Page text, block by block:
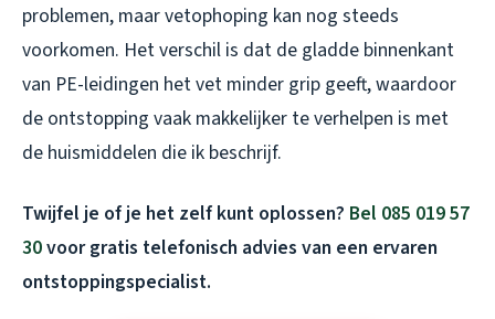
problemen, maar vetophoping kan nog steeds
voorkomen. Het verschil is dat de gladde binnenkant
van PE-leidingen het vet minder grip geeft, waardoor
de ontstopping vaak makkelijker te verhelpen is met
de huismiddelen die ik beschrijf.
Twijfel je of je het zelf kunt oplossen? Bel 085 019 57
30voor gratis telefonisch advies van een ervaren
ontstoppingspecialist.